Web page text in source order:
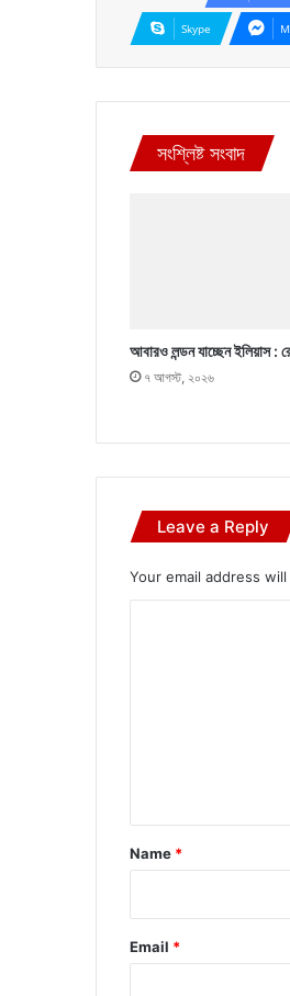
Skype
সংশ্লিষ্ট সংবাদ
আবারও লন্ডন যাচ্ছেন ইলিয়াস :
৭ আগস্ট, ২০২৬
Leave a Reply
Your email address
*
Name *
Email *